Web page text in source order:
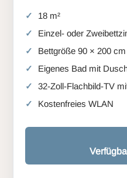
18 m²
Einzel- oder
Bettgröße 90 × 200 cm
Eigenes Bad mit
32-Zoll-Flachbild-TV
Kostenfreies WLAN